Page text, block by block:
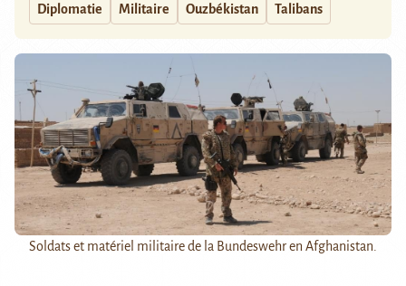
Diplomatie Militaire Ouzbékistan Talibans
Soldats et matériel militaire de la Bundeswehr en Afghanistan.